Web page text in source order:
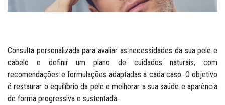
Consulta personalizada para avaliar as necessidades da sua pele e
cabelo e definir um plano de cuidados naturais, com
recomendações e formulações adaptadas a cada caso. O objetivo
é restaurar o equilíbrio da pele e melhorar a sua saúde e aparência
de forma progressiva e sustentada.